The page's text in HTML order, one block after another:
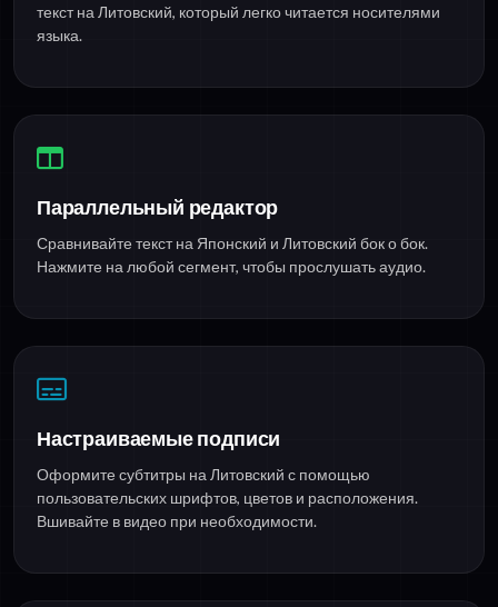
текст на Литовский, который легко читается носителями
языка.
Параллельный редактор
Сравнивайте текст на Японский и Литовский бок о бок.
Нажмите на любой сегмент, чтобы прослушать аудио.
Настраиваемые подписи
Оформите субтитры на Литовский с помощью
пользовательских шрифтов, цветов и расположения.
Вшивайте в видео при необходимости.